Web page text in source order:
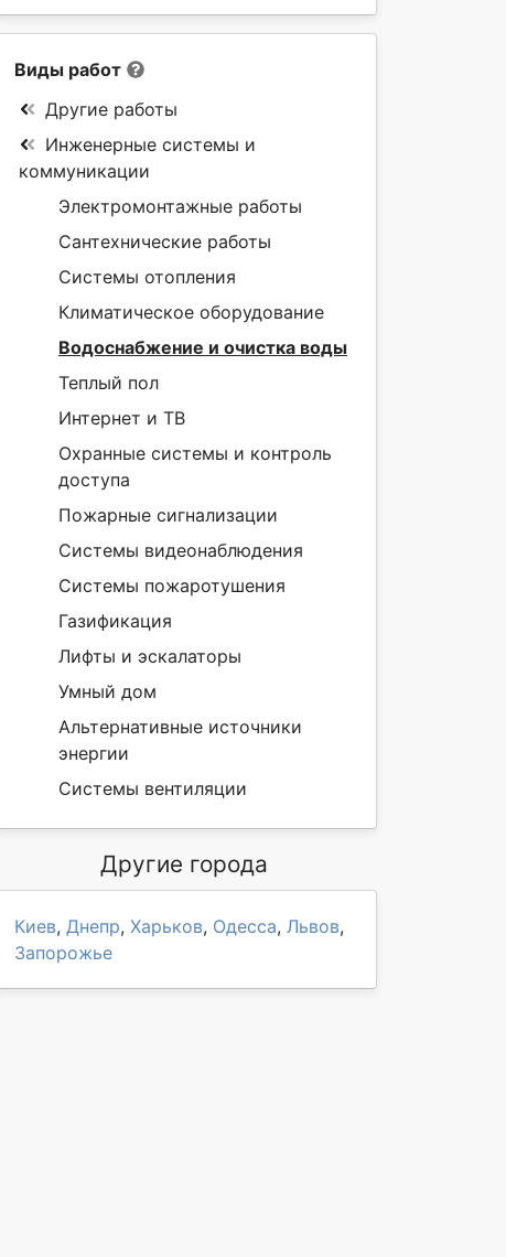
Виды работ
Другие работы
Инженерные системы и
коммуникации
Электромонтажные работы
Сантехнические работы
Системы отопления
Климатическое оборудование
Водоснабжение и очистка воды
Теплый пол
Интернет и ТВ
Охранные системы и контроль
доступа
Пожарные сигнализации
Системы видеонаблюдения
Системы пожаротушения
Газификация
Лифты и эскалаторы
Умный дом
Альтернативные источники
энергии
Системы вентиляции
Другие города
Киев, Днепр, Харьков, Одесса, Львов,
Запорожье